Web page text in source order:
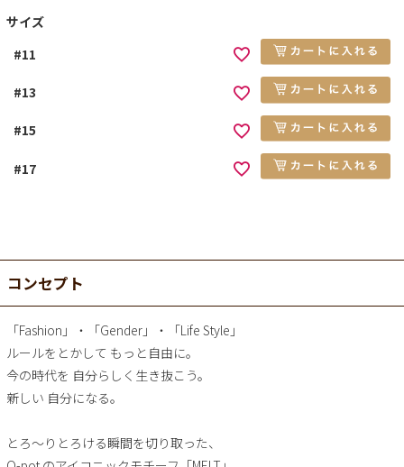
サイズ
#11
#13
#15
#17
コンセプト
「Fashion」・「Gender」・「Life Style」
ルールをとかして もっと自由に。
今の時代を 自分らしく生き抜こう。
新しい 自分になる。
とろ～りとろける瞬間を切り取った、